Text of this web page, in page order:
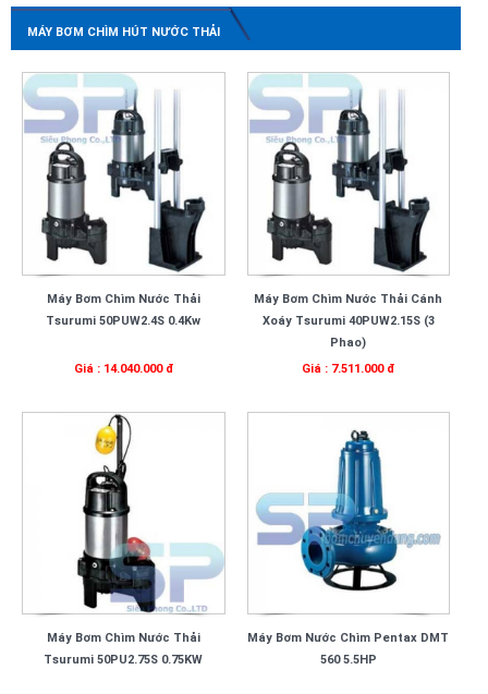
MÁY BƠM CHÌM HÚT NƯỚC THẢI
Máy Bơm Chìm Nước Thải
Tsurumi 50PUW2.4S 0.4Kw
Giá : 14.040.000 đ
Máy Bơm Chìm Nước Thải Cánh
Xoáy Tsurumi 40PUW2.15S (3
Phao)
Giá : 7.511.000 đ
Máy Bơm Chìm Nước Thải
Tsurumi 50PU2.75S 0.75KW
Máy Bơm Nước Chìm Pentax DMT
560 5.5HP